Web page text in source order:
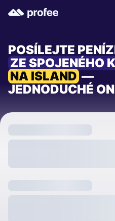
POSÍLEJTE
ZE SPOJENÉHO
NA ISLAND —
JEDNODUCHÉ